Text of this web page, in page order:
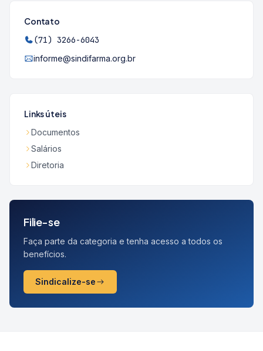
Contato
(71) 3266-6043
informe@sindifarma.org.br
Links úteis
Documentos
Salários
Diretoria
Filie-se
Faça parte da categoria e tenha acesso a todos os
benefícios.
Sindicalize-se